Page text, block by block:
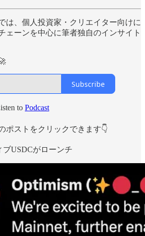
は、個人投資家・クリエイター向けに
ェーンを中心に筆者独自のインサイト
Subscribe
to Podcast
ポストをクリックできます👇
ブUSDCがローンチ